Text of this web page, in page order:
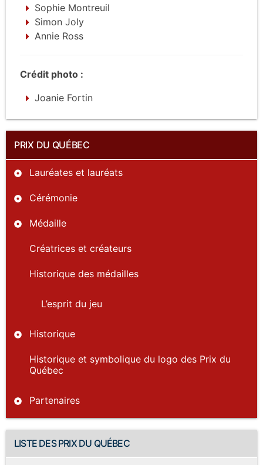
PRIX DU QUÉBEC
Lauréates et lauréats
Cérémonie
Médaille
Créatrices et créateurs
Historique des médailles
L’esprit du jeu
Historique
Historique et symbolique du logo des Prix du
Québec
Partenaires
LISTE DES PRIX DU QUÉBEC
Sophie Montreuil
Simon Joly
Annie Ross
Crédit photo :
Joanie Fortin